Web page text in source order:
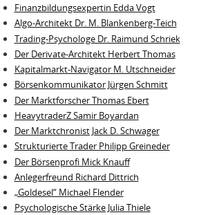
Finanzbildungsexpertin Edda Vogt
Algo‑Architekt Dr. M. Blankenberg‑Teich
Trading-Psychologe Dr. Raimund Schriek
Der Derivate‑Architekt Herbert Thomas
Kapitalmarkt-Navigator M. Utschneider
Börsenkommunikator Jürgen Schmitt
Der Marktforscher Thomas Ebert
HeavytraderZ Samir Boyardan
Der Marktchronist Jack D. Schwager
Strukturierte Trader Philipp Greineder
Der Börsenprofi Mick Knauff
Anlegerfreund Richard Dittrich
„Goldesel“ Michael Flender
Psychologische Stärke Julia Thiele